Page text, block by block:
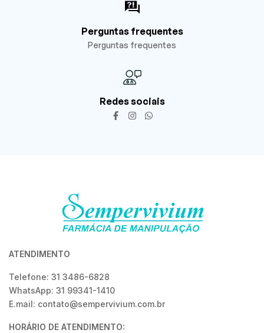
Perguntas frequentes
Perguntas frequentes
Redes sociais
ATENDIMENTO
Telefone: 31 3486-6828
WhatsApp: 31 99341-1410
E.mail: contato@sempervivium.com.br
HORÁRIO DE ATENDIMENTO: